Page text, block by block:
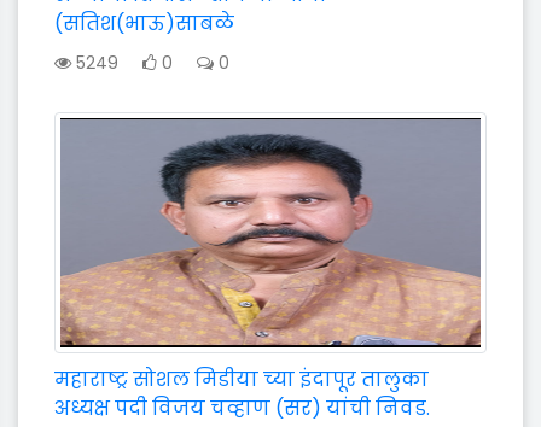
(सतिश(भाऊ)साबळे
5249 0 0
महाराष्ट्र सोशल मिडीया च्या इंदापूर तालुका
अध्यक्ष पदी विजय चव्हाण (सर) यांची निवड.